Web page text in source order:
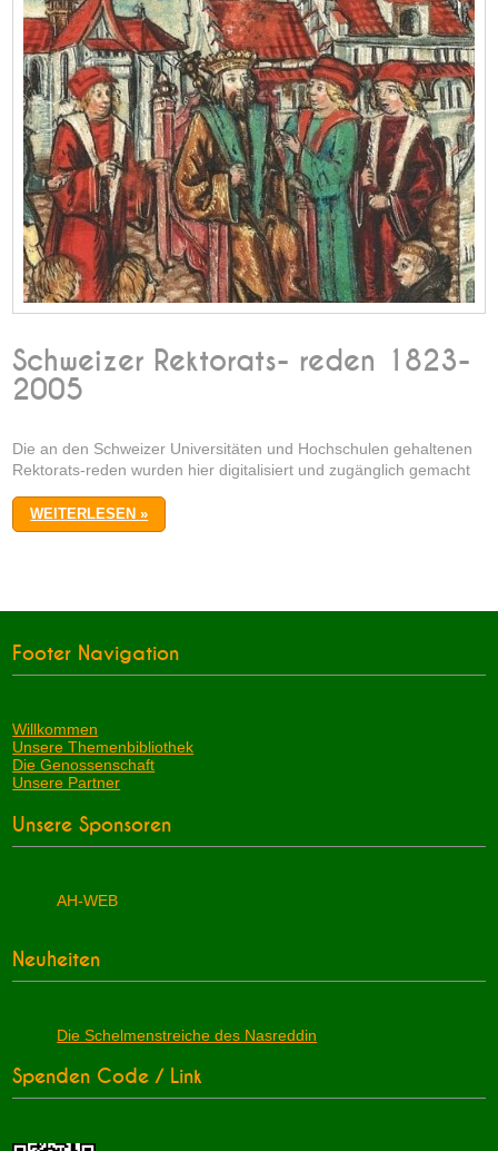
Schweizer Rektorats- reden 1823-
2005
Die an den Schweizer Universitäten und Hochschulen gehaltenen
Rektorats-reden wurden hier digitalisiert und zugänglich gemacht
WEITERLESEN »
Footer Navigation
Willkommen
Unsere Themenbibliothek
Die Genossenschaft
Unsere Partner
Unsere Sponsoren
AH-WEB
Neuheiten
Die Schelmenstreiche des Nasreddin
Spenden Code / Link